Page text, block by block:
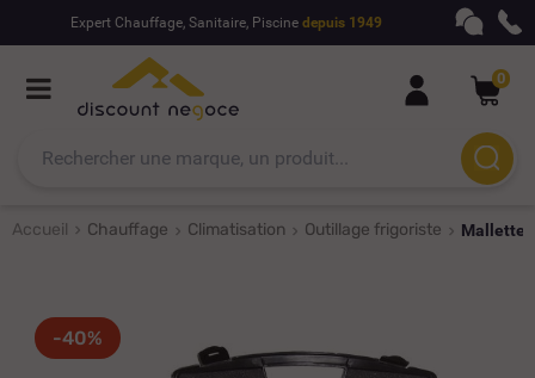
Expert Chauffage, Sanitaire, Piscine depuis 1949
0
Accueil Chauffage Climatisation Outillage frigoriste Mallette
-40%